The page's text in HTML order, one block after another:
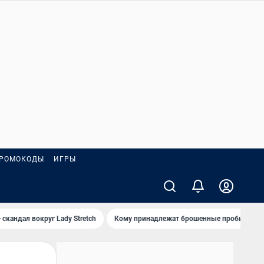
ИГРЫ
вокруг Lady Stretch Кому принадлежат брошенные пробирки?